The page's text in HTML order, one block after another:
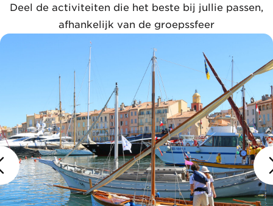
Deel de activiteiten die het beste bij jullie passen,
afhankelijk van de groepssfeer